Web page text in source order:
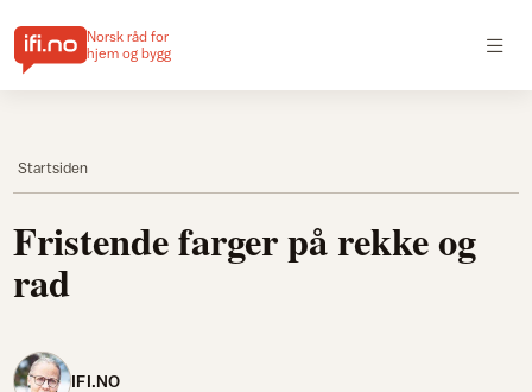
Norsk råd for
hjem og bygg
Startsiden
Fristende farger på rekke og
rad
IFI.NO